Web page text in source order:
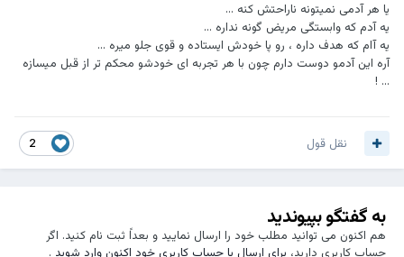
یا هر آدمی نمیتونه ناراحتش کنه ...
یه آدم که وابستگی مریض گونه نداره ...
یه آام که هدف داره ، رو پا خودش ایستاده و قوی جلو میره ...
آره این آدمو دوست دارم چون با هر تجربه ای خودشو محکم تر از قبل میسازه
... !
2 نقل قول
به گفتگو بپیوندید
هم اکنون می توانید مطلب خود را ارسال نمایید و بعداً ثبت نام کنید. اگر
حساب کاربری دارید، برای ارسال با حساب کاربری خود اکنون وارد شوید.